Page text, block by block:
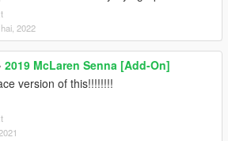
2022
2019 McLaren Senna [Add-On]
version of this!!!!!!!!